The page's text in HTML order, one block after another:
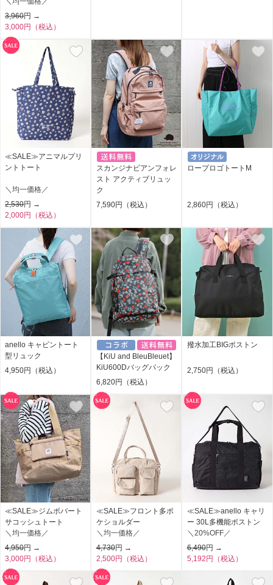
3,960円 →
3,000円（税込）
≪SALE≫アニマルプリ
ントトート
＼均一価格／
2,530円 →
2,000円（税込）
スカンジナビアンフォレ
スト アクティブリュッ
ク
7,590円（税込）
ロープロゴトートM
2,860円（税込）
anello キャビントート
型リュック
4,950円（税込）
【KiU and BleuBleuet】
KiU600Dバッグパック
6,820円（税込）
撥水加工BIGボストン
2,750円（税込）
≪SALE≫ジムボバート
サコッシュトート
＼均一価格／
4,950円 →
3,000円（税込）
≪SALE≫フロント多ポ
ケショルダー
＼均一価格／
4,730円 →
2,500円（税込）
≪SALE≫anello キャリ
ー 30L多機能ボストン
＼20%OFF／
6,490円 →
5,192円（税込）